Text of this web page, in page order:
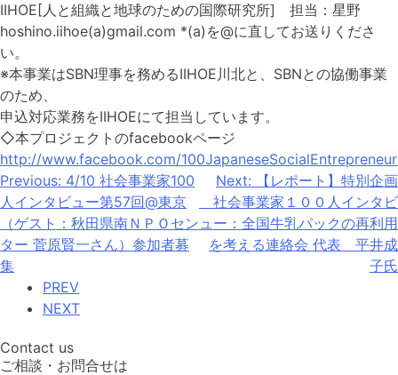
IIHOE[人と組織と地球のための国際研究所] 担当：星野
hoshino.iihoe(a)gmail.com *(a)を@に直してお送りくださ
い。
※本事業はSBN理事を務めるIIHOE川北と、SBNとの協働事業
のため、
申込対応業務をIIHOEにて担当しています。
◇本プロジェクトのfacebookページ
http://www.facebook.com/
投
稿
ナ
ビ
ゲ
ー
シ
ョ
Previous: 4/10 社会事業家100
人インタビュー第57回@東京
（ゲスト：秋田県南ＮＰＯセン
ター 菅原賢一さん）参加者募
集
Next:
【レポート】特別企画
社会事業家１００人インタビ
ュー：全国牛乳パックの再利用
を考える連絡会 代表 平井成
子氏
PREV
NEXT
Contact us
ご相談・お問合せは